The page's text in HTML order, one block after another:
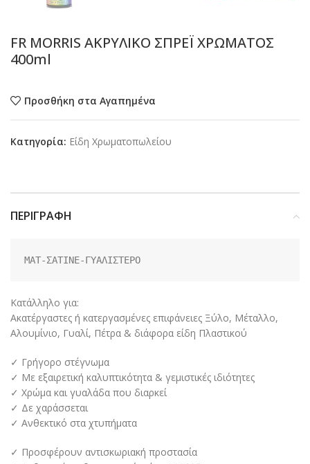
FR MORRIS ΑΚΡΥΛΙΚΟ ΣΠΡΕЇ ΧΡΩΜΑΤΟΣ
400ml
Προσθήκη στα Αγαπημένα
Κατηγορία: Είδη Χρωματοπωλείου
ΠΕΡΙΓΡΑΦΉ
ΜΑΤ-ΣΑΤΙΝΕ-ΓΥΑΛΙΣΤΕΡΟ
Κατάλληλο για:
Ακατέργαστες ή κατεργασμένες επιφάνειες Ξύλο, Μέταλλο,
Αλουμίνιο, Γυαλί, Πέτρα & διάφορα είδη Πλαστικού
✓ Γρήγορο στέγνωμα
✓ Με εξαιρετική καλυπτικότητα & γεμιστικές ιδιότητες
✓ Χρώμα και γυαλάδα που διαρκεί
✓ Δε χαράσσεται
✓ Ανθεκτικό στα χτυπήματα
✓ Προσφέρουν αντισκωριακή προστασία